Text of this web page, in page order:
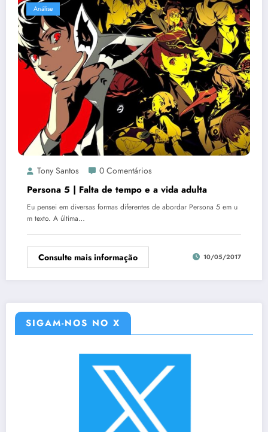
Análise
Tony Santos 0 Comentários
Persona 5 | Falta de tempo e a vida adulta
Eu pensei em diversas formas diferentes de abordar Persona 5 em u
m texto. A última…
Consulte mais informação 10/05/2017
SIGAM-NOS NO X